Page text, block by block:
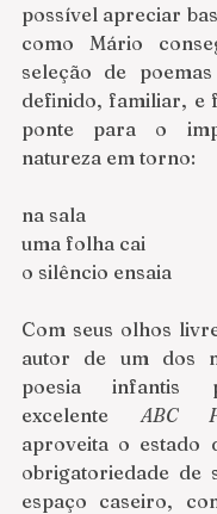
possível apreciar
como Mário
seleção de
definido, familiar, e
ponte para o
natureza em torno:
na sala
uma folha cai
o silêncio ensaia
Com seus olhos
autor de um dos
poesia infantis
excelente ABC
aproveita o estado
obrigatoriedade de
espaço caseiro,